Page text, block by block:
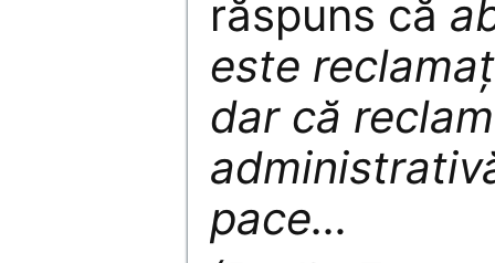
răspuns că
este
dar că
pace…